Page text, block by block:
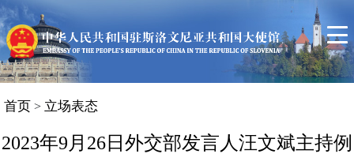
使馆信息
斯洛文尼亚概况
首页 > 立场表态
2023年9月26日外交部发言人汪文斌主持例